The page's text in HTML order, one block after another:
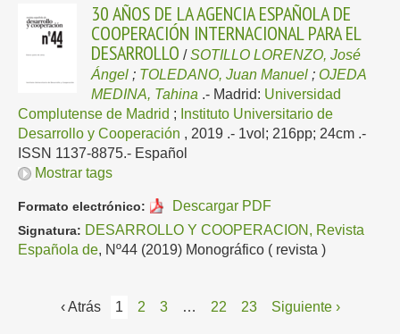
30 AÑOS DE LA AGENCIA ESPAÑOLA DE
COOPERACIÓN INTERNACIONAL PARA EL
DESARROLLO /SOTILLO LORENZO, José
Ángel ; TOLEDANO, Juan Manuel ; OJEDA
MEDINA, Tahina .- Madrid: Universidad
Complutense de Madrid ; Instituto Universitario de
Desarrollo y Cooperación , 2019 .- 1vol; 216pp; 24cm .-
ISSN 1137-8875.- Español
Mostrar tags
Formato electrónico: Descargar PDF
Signatura: DESARROLLO Y COOPERACION, Revista
Española de, Nº44 (2019) Monográfico ( revista )
‹ Atrás 1 2 3 … 22 23 Siguiente ›